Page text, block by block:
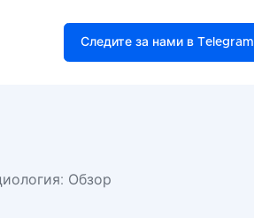
Следите за нами в Telegram
Обзор